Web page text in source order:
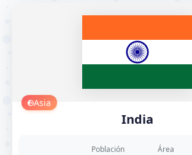
Asia
India
Población Área